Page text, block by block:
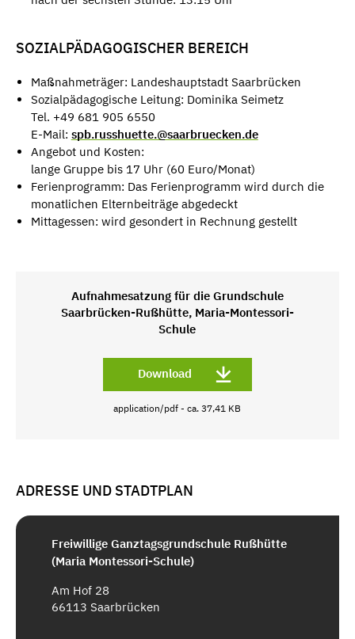
SOZIALPÄDAGOGISCHER BEREICH
Maßnahmeträger: Landeshauptstadt Saarbrücken
Sozialpädagogische Leitung: Dominika Seimetz
Tel. +49 681 905 6550
E-Mail: spb.russhuette.@saarbruecken.de
Angebot und Kosten:
lange Gruppe bis 17 Uhr (60 Euro/Monat)
Ferienprogramm: Das Ferienprogramm wird durch die
monatlichen Elternbeiträge abgedeckt
Mittagessen: wird gesondert in Rechnung gestellt
Aufnahmesatzung für die Grundschule
Saarbrücken-Rußhütte, Maria-Montessori-
Schule
Download
application/pdf - ca. 37,41 KB
ADRESSE UND STADTPLAN
Freiwillige Ganztagsgrundschule Rußhütte
(Maria Montessori-Schule)
Am Hof 28
66113 Saarbrücken